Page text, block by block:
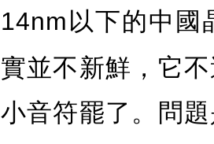
14nm以下的中國
實並不新鮮，它
小音符罷了。問